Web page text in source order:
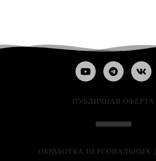
ПУБЛИЧНАЯ ОФЕРТА
ОБРАБОТКА ПЕРСОНАЛЬНЫХ